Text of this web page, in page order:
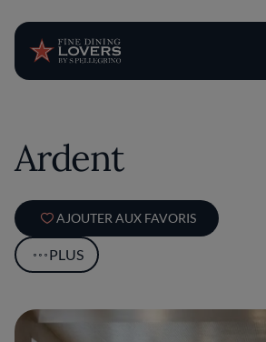
Ardent
AJOUTER AUX FAVORIS
PLUS